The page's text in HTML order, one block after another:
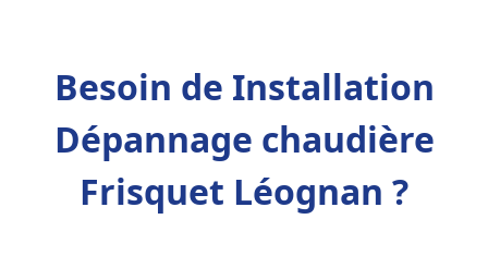
Besoin de Installation
Dépannage chaudière
Frisquet Léognan ?